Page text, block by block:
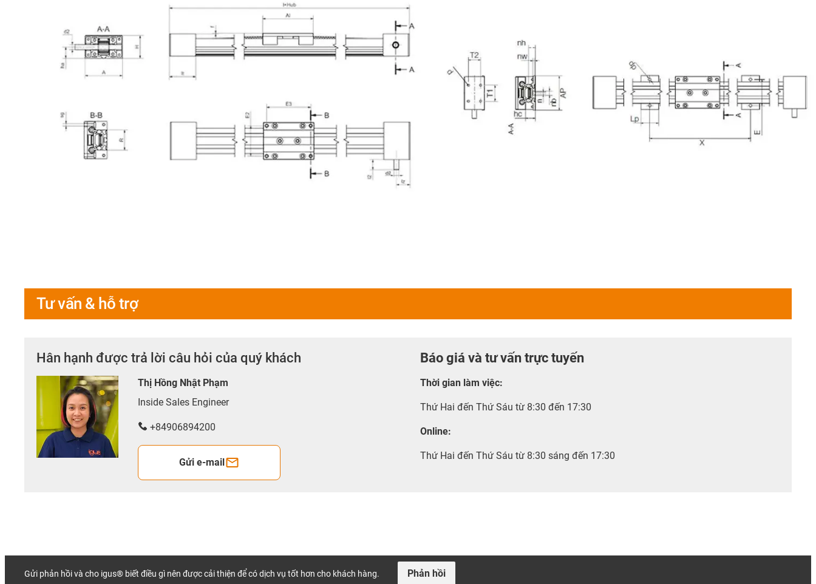
Tư vấn & hỗ trợ
Hân hạnh được trả lời câu hỏi của quý khách
Thị Hồng Nhật Phạm
Inside Sales Engineer
+84906894200
Gửi e-mail
Báo giá và tư vấn trực tuyến
Thời gian làm việc:
Thứ Hai đến Thứ Sáu từ 8:30 đến 17:30
Online:
Thứ Hai đến Thứ Sáu từ 8:30 sáng đến 17:30
Gửi phản hồi và cho igus® biết điều gì nên được cải thiện để có dịch vụ tốt hơn cho khách hàng. Phản hồi